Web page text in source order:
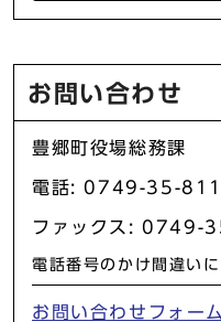
お問い合わせ
豊郷町役場総務課
電話: 0749-35-
ファックス: 0749-
電話番号のかけ間違い
お問い合わせフォーム